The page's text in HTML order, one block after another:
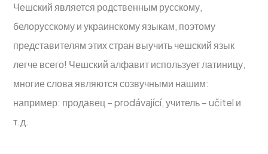
Чешский является родственным русскому,
белорусскому и украинскому языкам, поэтому
представителям этих стран выучить чешский язык
легче всего! Чешский алфавит использует латиницу,
многие слова являются созвучными нашим:
например: продавец – prodávající, учитель – učitel и
т.д.